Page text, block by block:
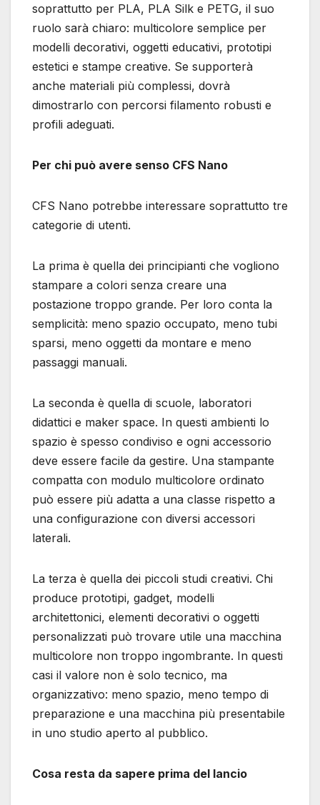
soprattutto per PLA, PLA Silk e PETG, il suo
ruolo sarà chiaro: multicolore semplice per
modelli decorativi, oggetti educativi, prototipi
estetici e stampe creative. Se supporterà
anche materiali più complessi, dovrà
dimostrarlo con percorsi filamento robusti e
profili adeguati.
Per chi può avere senso CFS Nano
CFS Nano potrebbe interessare soprattutto tre
categorie di utenti.
La prima è quella dei principianti che vogliono
stampare a colori senza creare una
postazione troppo grande. Per loro conta la
semplicità: meno spazio occupato, meno tubi
sparsi, meno oggetti da montare e meno
passaggi manuali.
La seconda è quella di scuole, laboratori
didattici e maker space. In questi ambienti lo
spazio è spesso condiviso e ogni accessorio
deve essere facile da gestire. Una stampante
compatta con modulo multicolore ordinato
può essere più adatta a una classe rispetto a
una configurazione con diversi accessori
laterali.
La terza è quella dei piccoli studi creativi. Chi
produce prototipi, gadget, modelli
architettonici, elementi decorativi o oggetti
personalizzati può trovare utile una macchina
multicolore non troppo ingombrante. In questi
casi il valore non è solo tecnico, ma
organizzativo: meno spazio, meno tempo di
preparazione e una macchina più presentabile
in uno studio aperto al pubblico.
Cosa resta da sapere prima del lancio